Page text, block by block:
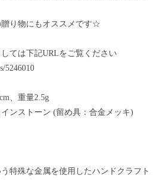
り物にもオススメです☆
ては下記URLをご覧ください
5246010
、重量2.5g
ンストーン (留め具：合金メッキ)
特殊な金属を使用したハンドクラフト